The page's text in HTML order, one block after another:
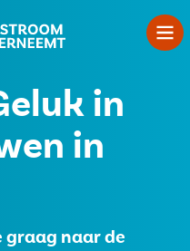
in
in
graag naar de